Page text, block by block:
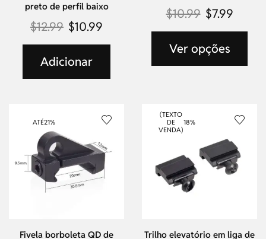
preto de perfil baixo
$12.99 $10.99
Adicionar
$10.99 $7.99
Ver opções
ATÉ21%
Fivela borboleta QD de
(TEXTO
DE
VENDA)
18%
Trilho elevatório em liga de